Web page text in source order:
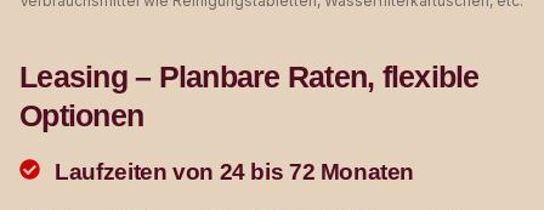
Leasing – Planbare Raten, flexible
Optionen
Laufzeiten von 24 bis 72 Monaten